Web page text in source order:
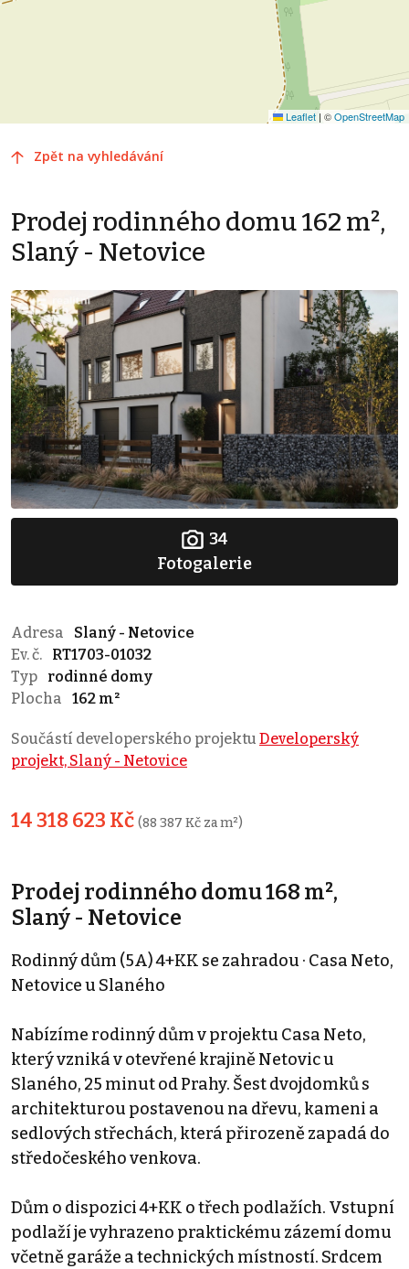
Leaflet | ©OpenStreetMap
Zpět na vyhledávání
Prodej rodinného domu 162 m²,
Slaný - Netovice
34
Fotogalerie
Adresa
Slaný - Netovice
Ev. č.
RT1703-01032
Typ
rodinné domy
Plocha
162 m²
Součástí developerského projektu Developerský
projekt, Slaný - Netovice
14 318 623 Kč (88 387 Kč za m²)
Prodej rodinného domu 168 m²,
Slaný - Netovice
Rodinný dům (5A) 4+KK se zahradou · Casa Neto,
Netovice u Slaného
Nabízíme rodinný dům v projektu Casa Neto,
který vzniká v otevřené krajině Netovic u
Slaného, 25 minut od Prahy. Šest dvojdomků s
architekturou postavenou na dřevu, kameni a
sedlových střechách, která přirozeně zapadá do
středočeského venkova.
Dům o dispozici 4+KK o třech podlažích. Vstupní
podlaží je vyhrazeno praktickému zázemí domu
včetně garáže a technických místností. Srdcem